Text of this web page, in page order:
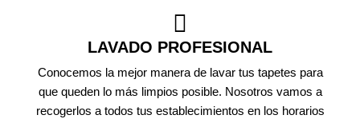
LAVADO PROFESIONAL
Conocemos la mejor manera de lavar tus tapetes para
que queden lo más limpios posible. Nosotros vamos a
recogerlos a todos tus establecimientos en los horarios